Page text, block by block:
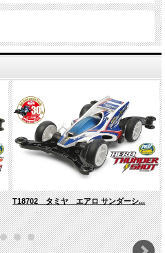
T18702 タミヤ エアロ サンダーシ...